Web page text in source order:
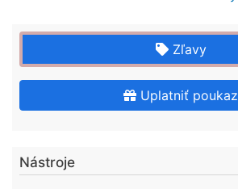
Zľavy
Uplatniť poukaz
Nástroje